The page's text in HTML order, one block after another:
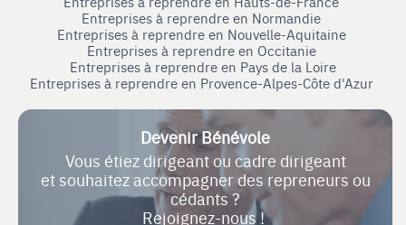
Entreprises à reprendre en Normandie
Entreprises à reprendre en Nouvelle-Aquitaine
Entreprises à reprendre en Occitanie
Entreprises à reprendre en Pays de la Loire
Entreprises à reprendre en Provence-Alpes-Côte d'Azur
Devenir Bénévole
Vous étiez dirigeant ou cadre dirigeant
et souhaitez accompagner des repreneurs ou
cédants ?
Rejoignez-nous !